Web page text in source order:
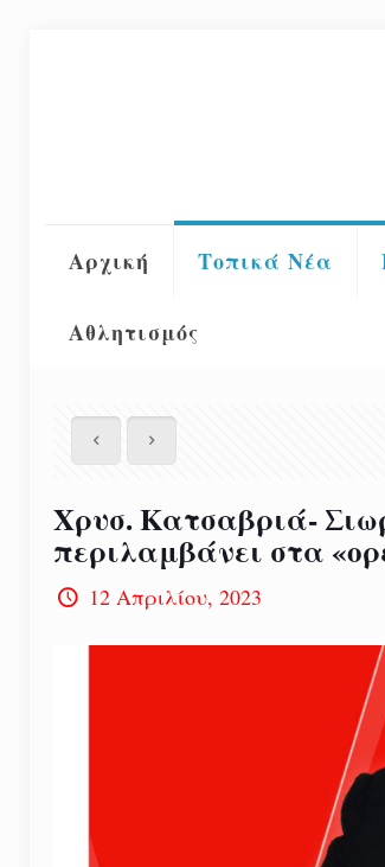
Αρχική Τοπικά Νέα
Αθλητισμός
Χρυσ. Κατσαβριά-
περιλαμβάνει στα
12 Απριλίου, 2023